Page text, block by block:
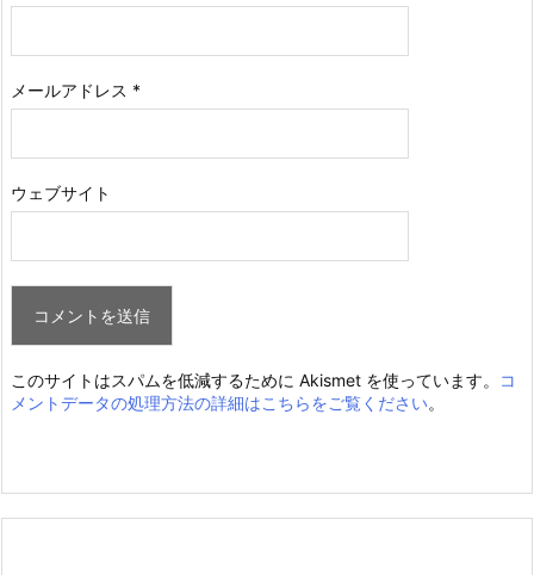
メールアドレス *
ウェブサイト
このサイトはスパムを低減するために Akismet を使っています。
コ
メントデータの処理方法の詳細はこちらをご覧ください。